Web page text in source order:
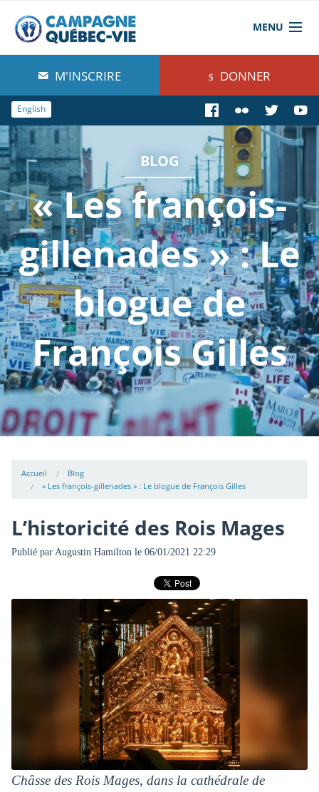
MENU
À propos de nous
Blog
Comprendre
Agir
Boutique
M'INSCRIRE DONNER
English
BLOG
« Les françois-
gillenades » : Le
blogue de
François Gilles
Accueil
Blog
« Les françois-gillenades » : Le blogue de François Gilles
L’historicité des Rois Mages
Publié par Augustin Hamiltonle 06/01/2021 22:29
Châsse des Rois Mages, dans la cathédrale de